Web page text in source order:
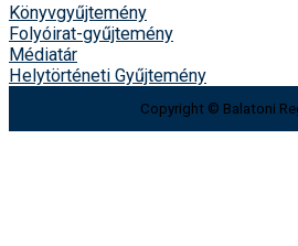
Könyvgyűjtemény
Folyóirat-gyűjtemény
Médiatár
Helytörténeti Gyűjtemény
Copyright © Balatoni